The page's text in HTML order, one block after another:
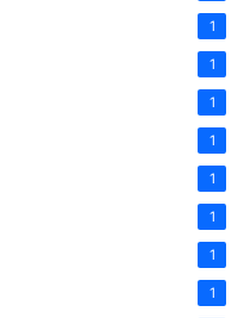
1
1
1
1
1
1
1
1